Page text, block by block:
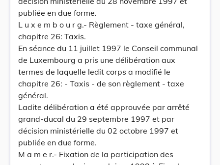
publiée en due forme.
L u x e m b o u r g.- Règlement - taxe général,
chapitre 26: Taxis.
En séance du 11 juillet 1997 le Conseil communal
de Luxembourg a pris une délibération aux
termes de laquelle ledit corps a modifié le
chapitre 26: - Taxis - de son règlement - taxe
général.
Ladite délibération a été approuvée par arrêté
grand-ducal du 29 septembre 1997 et par
décision ministérielle du 02 octobre 1997 et
publiée en due forme.
M a m e r.- Fixation de la participation des